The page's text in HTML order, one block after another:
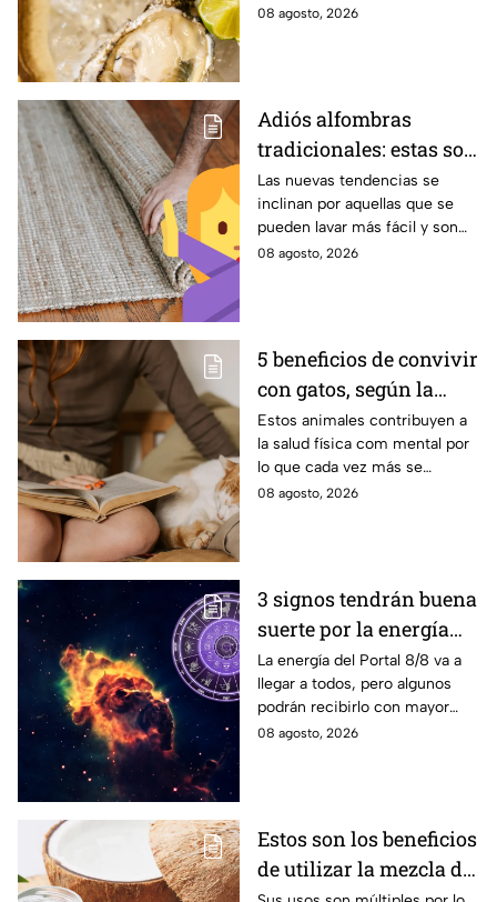
elegir los ostiones ideales para
08 agosto, 2026
Adiós alfombras
tradicionales: estas son
las alternativas
modernas para colocar
en tu piso
Las nuevas tendencias se
inclinan por aquellas que se
pueden lavar más fácil y son
menos pesadas.
08 agosto, 2026
5 beneficios de convivir
con gatos, según la
ciencia
Estos animales contribuyen a
la salud física com mental por
lo que cada vez más se
recomienda su presencia.
08 agosto, 2026
3 signos tendrán buena
suerte por la energía
del Portal del León
La energía del Portal 8/8 va a
llegar a todos, pero algunos
podrán recibirlo con mayor
énfasis.
08 agosto, 2026
Estos son los beneficios
de utilizar la mezcla de